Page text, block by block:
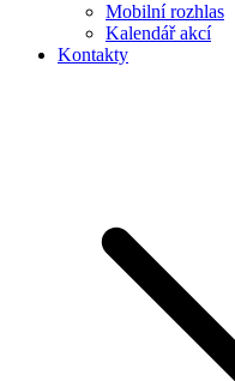
Mobilní rozhlas
Kalendář akcí
Kontakty